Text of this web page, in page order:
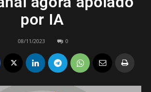
por IA
08/11/2023 0